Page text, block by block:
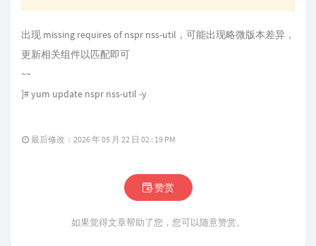
出现 missing requires of nspr nss-util，可能出现略微版本差异，
更新相关组件以匹配即可
~~
]# yum update nspr nss-util -y
最后修改：2026 年 05 月 22 日 02 : 19 PM
赞赏
如果觉得文章帮助了您，您可以随意赞赏。